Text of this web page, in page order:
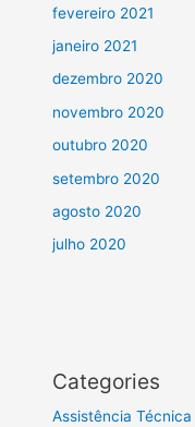
fevereiro 2021
janeiro 2021
dezembro 2020
novembro 2020
outubro 2020
setembro 2020
agosto 2020
julho 2020
Categories
Assistência